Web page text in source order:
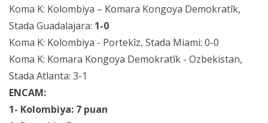
Koma K: Kolombiya – Komara Kongoya Demokratîk,
Stada Guadalajara: 1-0
Koma K: Kolombiya - Portekîz, Stada Miami: 0-0
Koma K: Komara Kongoya Demokratîk - Ozbekistan,
Stada Atlanta: 3-1
ENCAM:
1- Kolombiya: 7 puan